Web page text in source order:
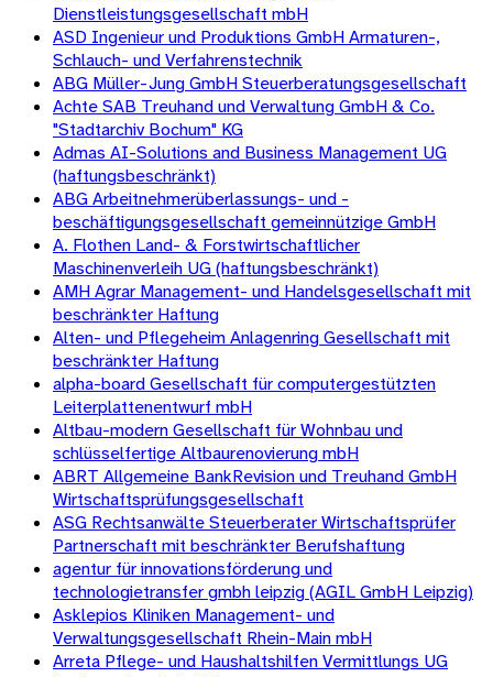
Dienstleistungsgesellschaft mbH
ASD Ingenieur und Produktions GmbH Armaturen-,
Schlauch- und Verfahrenstechnik
ABG Müller-Jung GmbH Steuerberatungsgesellschaft
Achte SAB Treuhand und Verwaltung GmbH & Co.
"Stadtarchiv Bochum" KG
Admas AI-Solutions and Business Management UG
(haftungsbeschränkt)
ABG Arbeitnehmerüberlassungs- und -
beschäftigungsgesellschaft gemeinnützige GmbH
A. Flothen Land- & Forstwirtschaftlicher
Maschinenverleih UG (haftungsbeschränkt)
AMH Agrar Management- und Handelsgesellschaft mit
beschränkter Haftung
Alten- und Pflegeheim Anlagenring Gesellschaft mit
beschränkter Haftung
alpha-board Gesellschaft für computergestützten
Leiterplattenentwurf mbH
Altbau-modern Gesellschaft für Wohnbau und
schlüsselfertige Altbaurenovierung mbH
ABRT Allgemeine BankRevision und Treuhand GmbH
Wirtschaftsprüfungsgesellschaft
ASG Rechtsanwälte Steuerberater Wirtschaftsprüfer
Partnerschaft mit beschränkter Berufshaftung
agentur für innovationsförderung und
technologietransfer gmbh leipzig (AGIL GmbH Leipzig)
Asklepios Kliniken Management- und
Verwaltungsgesellschaft Rhein-Main mbH
Arreta Pflege- und Haushaltshilfen Vermittlungs UG